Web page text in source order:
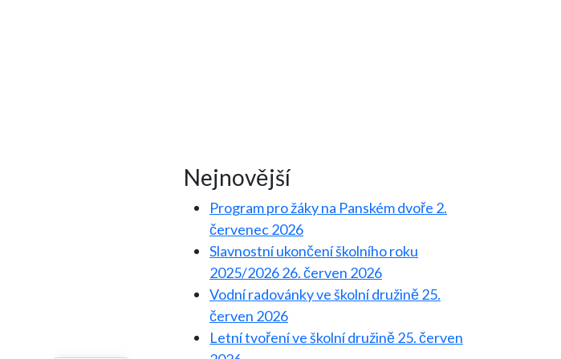
Nejnovější
Program pro žáky na Panském dvoře 2.
červenec 2026
Slavnostní ukončení školního roku
2025/202626. červen 2026
Vodní radovánky ve školní družině25.
červen 2026
Letní tvoření ve školní družině25. červen